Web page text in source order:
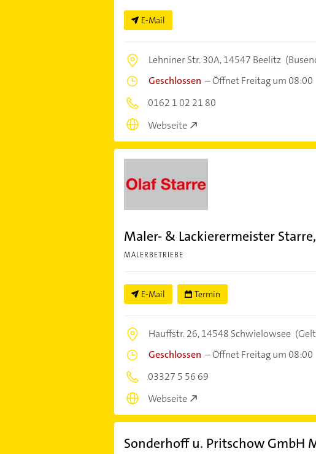
E-Mail
Lehniner Str. 30A,14547 Beelitz
Geschlossen –Öffnet Freitag um 08:00
0162 1 02 21 80
Webseite
Maler- & Lackierermeister
MALERBETRIEBE
E-Mail Termin
Hauffstr. 26,14548 Schwielowsee
Geschlossen –Öffnet Freitag um 08:00
03327 5 56 69
Webseite
Sonderhoff u. Pritschow GmbH